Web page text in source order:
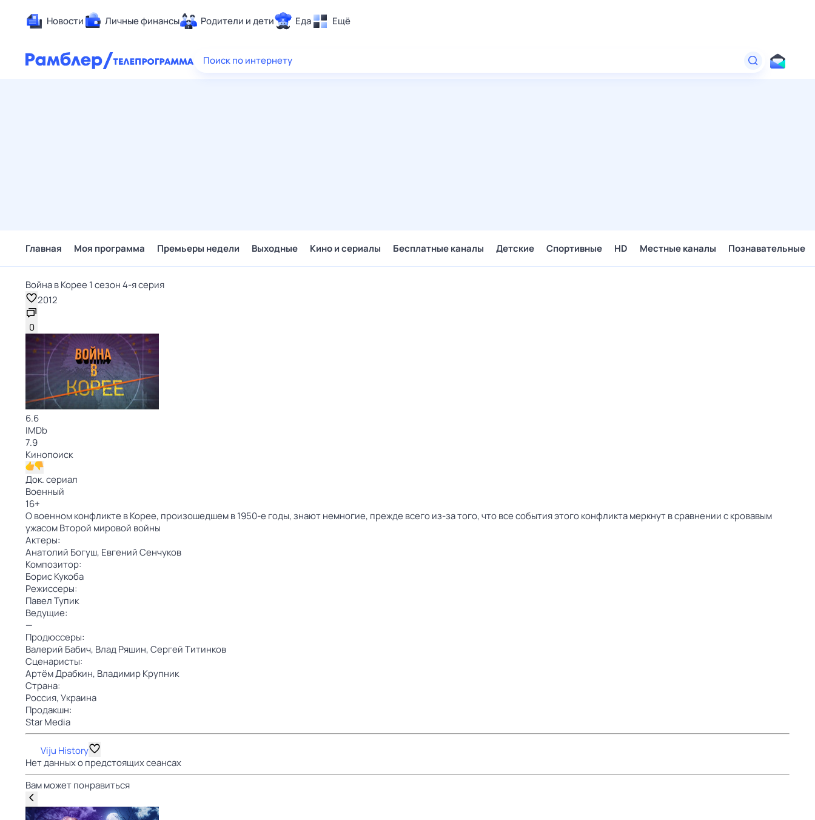
Новости Личные финансы Родители и дети Еда Ещё
Здоровье
Поиск по интернету
Главная Моя программа Премьеры недели Выходные Кино и сериалы Бесплатные каналы Детские Спортивные HD Местные каналы Познавательные
Война в Корее 1 сезон 4-я серия
2012
0
6.6
IMDb
7.9
Кинопоиск
Док. сериал
Военный
16+
О военном конфликте в Корее, произошедшем в 1950-е годы, знают немногие, прежде всего из-за того, что все события этого конфликта меркнут в сравнении с кровавым
ужасом Второй мировой войны
Актеры:
Анатолий Богуш, Евгений Сенчуков
Композитор:
Борис Кукоба
Режиссеры:
Павел Тупик
Ведущие:
—
Продюссеры:
Валерий Бабич, Влад Ряшин,Сергей Титинков
Сценаристы:
Артём Драбкин, Владимир Крупник
Страна:
Россия,Украина
Продакшн:
Star Media
Viju History
Нет данных о предстоящих сеансах
Вам может понравиться